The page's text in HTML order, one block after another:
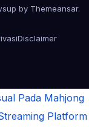
by Themeansar.
Disclaimer
Pada Mahjong
Platform